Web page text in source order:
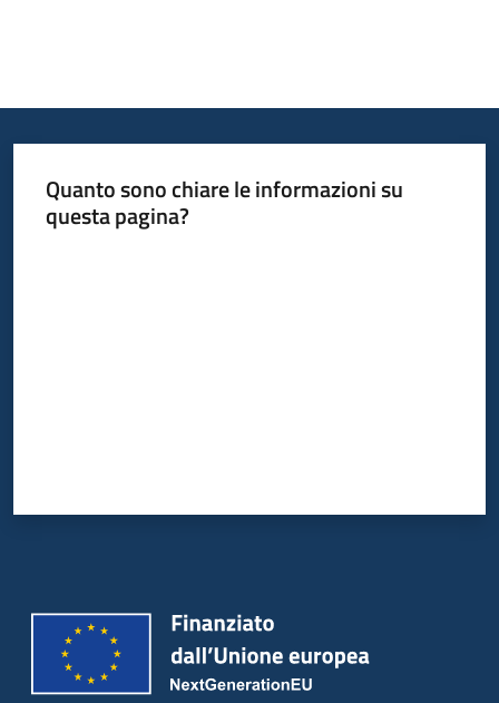
Quanto sono chiare le informazioni su
questa pagina?